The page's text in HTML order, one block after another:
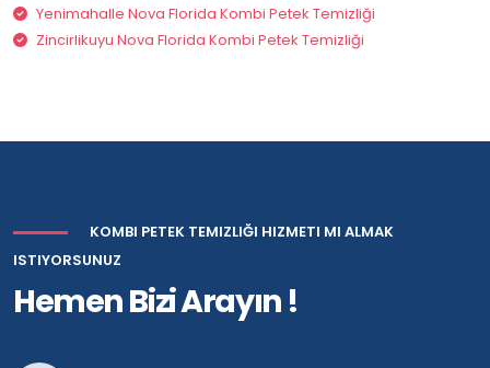
Yenimahalle Nova Florida Kombi Petek Temizliği
Zincirlikuyu Nova Florida Kombi Petek Temizliği
KOMBI PETEK TEMIZLIĞI HIZMETI MI ALMAK
ISTIYORSUNUZ
Hemen Bizi Arayın !